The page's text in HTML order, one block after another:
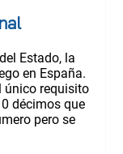
Estado, la
en España.
único requisito
décimos que
pero se